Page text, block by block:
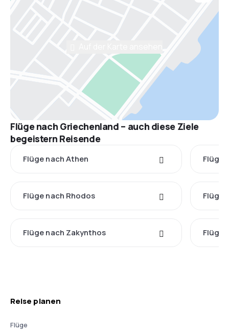
Flüge nach Griechenland – auch diese Ziele
begeistern Reisende
Flüge nach Athen Flüge
Flüge nach Rhodos Flüge
Flüge nach Zakynthos Flüge
Reise planen
Flüge